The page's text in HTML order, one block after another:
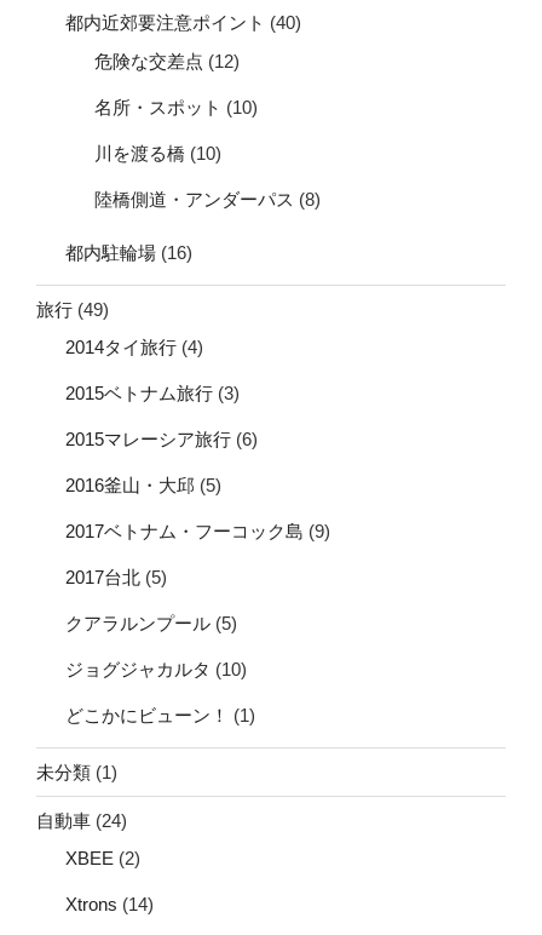
都内近郊要注意ポイント (40)
危険な交差点 (12)
名所・スポット (10)
川を渡る橋 (10)
陸橋側道・アンダーパス (8)
都内駐輪場 (16)
旅行 (49)
2014タイ旅行 (4)
2015ベトナム旅行 (3)
2015マレーシア旅行 (6)
2016釜山・大邱 (5)
2017ベトナム・フーコック島 (9)
2017台北 (5)
クアラルンプール (5)
ジョグジャカルタ (10)
どこかにビューン！ (1)
未分類 (1)
自動車 (24)
XBEE (2)
Xtrons (14)